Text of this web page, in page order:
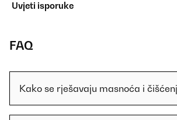
Uvjeti isporuke
FAQ
Kako se rješavaju masnoća i